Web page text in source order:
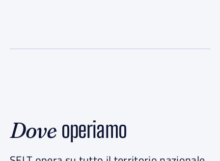
Dove operiamo